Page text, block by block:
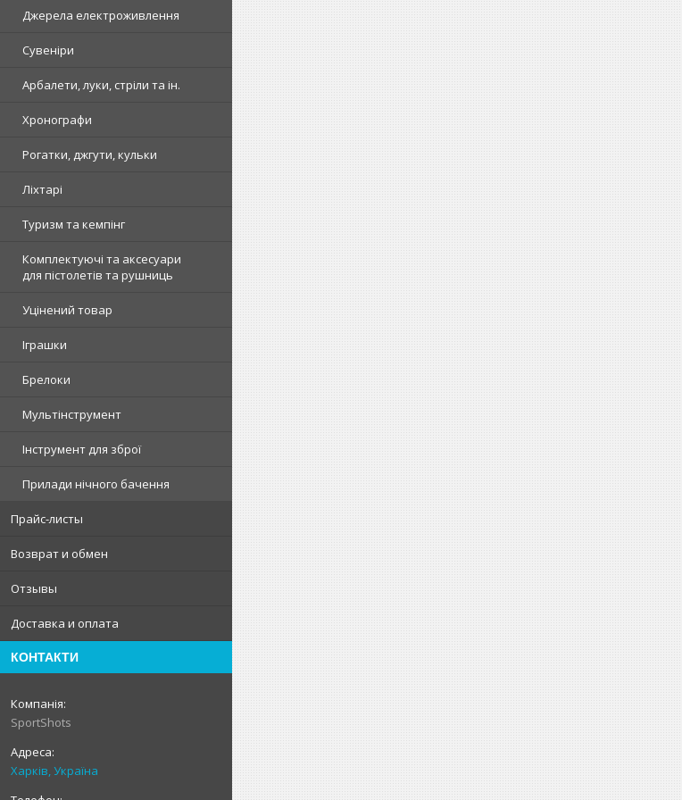
Джерела електроживлення
Сувеніри
Арбалети, луки, стріли та ін.
Хронографи
Рогатки, джгути, кульки
Ліхтарі
Туризм та кемпінг
Комплектуючі та аксесуари
для пістолетів та рушниць
Уцінений товар
Іграшки
Брелоки
Мультінструмент
Інструмент для зброї
Прилади нічного бачення
Прайс-листы
Возврат и обмен
Отзывы
Доставка и оплата
КОНТАКТИ
SportShots
Харків, Україна